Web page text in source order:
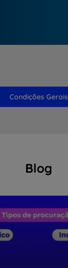
Condições Gerais
Blog